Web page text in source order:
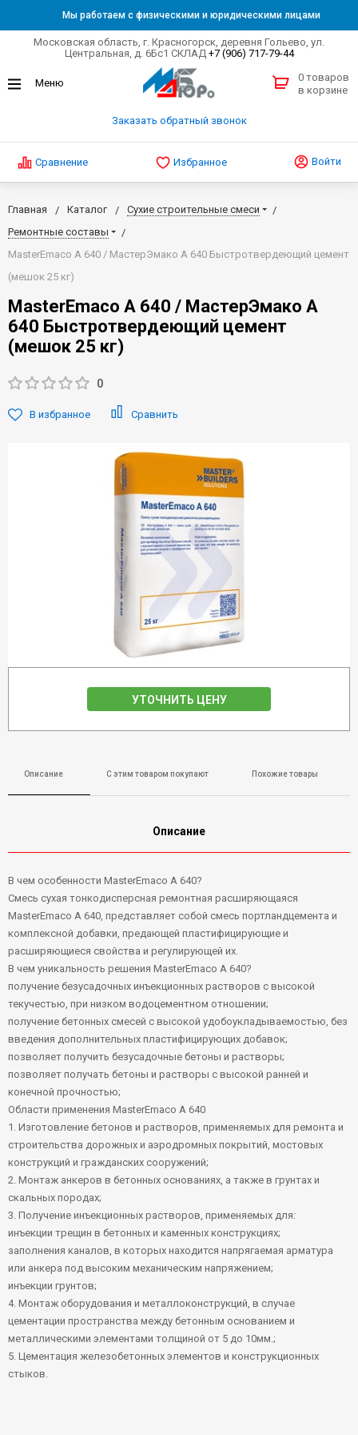
Мы работаем с физическими и юридическими лицами
Московская область, г. Красногорск, деревня Гольево, ул.
Центральная, д. 6Бс1 СКЛАД +7 (906) 717-79-44
Заказать обратный звонок
0 товаров
в корзине
Сравнение Избранное Войти
Главная Каталог
Сухие строительные смеси
Ремонтные составы
MasterEmaco A 640 / МастерЭмако А 640 Быстротвердеющий цемент
(мешок 25 кг)
MasterEmaco A 640 / МастерЭмако А
640 Быстротвердеющий цемент
(мешок 25 кг)
0
В избранное Сравнить
УТОЧНИТЬ ЦЕНУ
Описание С этим товаром покупают Похожие товары
Описание
В чем особенности MasterEmaco A 640?
Смесь сухая тонкодисперсная ремонтная расширяющаяся
MasterEmaco A 640, представляет собой смесь портландцемента и
комплексной добавки, предающей пластифицирующие и
расширяющиеся свойства и регулирующей их.
В чем уникальность решения MasterEmaco A 640?
получение безусадочных инъекционных растворов с высокой
текучестью, при низком водоцементном отношении;
получение бетонных смесей с высокой удобоукладываемостью, без
введения дополнительных пластифицирующих добавок;
позволяет получить безусадочные бетоны и растворы;
позволяет получать бетоны и растворы с высокой ранней и
конечной прочностью;
Области применения MasterEmaco A 640
1. Изготовление бетонов и растворов, применяемых для ремонта и
строительства дорожных и аэродромных покрытий, мостовых
конструкций и гражданских сооружений;
2. Монтаж анкеров в бетонных основаниях, а также в грунтах и
скальных породах;
3. Получение инъекционных растворов, применяемых для:
инъекции трещин в бетонных и каменных конструкциях;
заполнения каналов, в которых находится напрягаемая арматура
или анкера под высоким механическим напряжением;
инъекции грунтов;
4. Монтаж оборудования и металлоконструкций, в случае
цементации пространства между бетонным основанием и
металлическими элементами толщиной от 5 до 10мм.;
5. Цементация железобетонных элементов и конструкционных
стыков.